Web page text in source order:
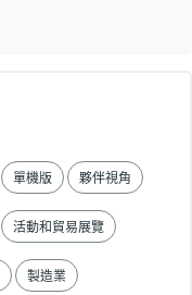
單機版 夥伴視角
活動和貿易展覽
製造業